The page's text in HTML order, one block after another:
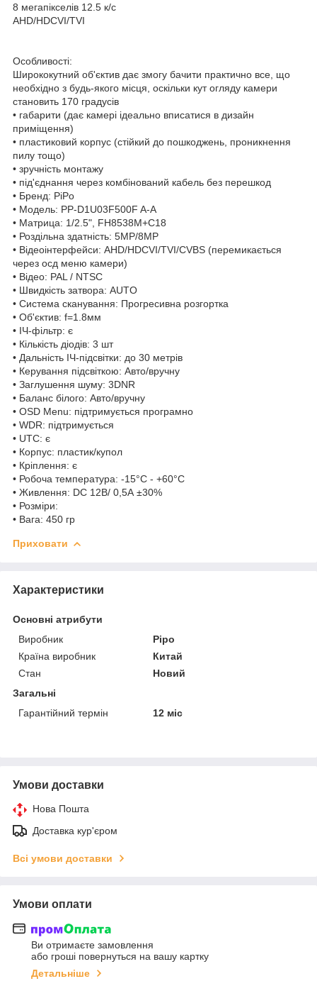
8 мегапікселів 12.5 к/с
AHD/HDCVI/TVI
Особливості:
Ширококутний об'єктив дає змогу бачити практично все, що
необхідно з будь-якого місця, оскільки кут огляду камери
становить 170 градусів
• габарити (дає камері ідеально вписатися в дизайн
приміщення)
• пластиковий корпус (стійкий до пошкоджень, проникнення
пилу тощо)
• зручність монтажу
• під'єднання через комбінований кабель без перешкод
• Бренд: PiPo
• Модель: PP-D1U03F500F A-A
• Матрица: 1/2.5", FH8538M+C18
• Роздільна здатність: 5MP/8MP
• Відеоінтерфейси: AHD/HDCVI/TVI/CVBS (перемикається
через осд меню камери)
• Відео: PAL / NTSC
• Швидкість затвора: AUTO
• Система сканування: Прогресивна розгортка
• Об'єктив: f=1.8мм
• ІЧ-фільтр: є
• Кількість діодів: 3 шт
• Дальність ІЧ-підсвітки: до 30 метрів
• Керування підсвіткою: Авто/вручну
• Заглушення шуму: 3DNR
• Баланс білого: Авто/вручну
• OSD Menu: підтримується програмно
• WDR: підтримується
• UTC: є
• Корпус: пластик/купол
• Кріплення: є
• Робоча температура: -15°C - +60°C
• Живлення: DC 12В/ 0,5А ±30%
• Розміри:
• Вага: 450 гр
Приховати
Характеристики
Основні атрибути
Виробник
Pipo
Країна виробник
Китай
Стан
Новий
Загальні
Гарантійний термін
12 міс
Умови доставки
Нова Пошта
Доставка кур'єром
Всі умови доставки
Умови оплати
Ви отримаєте замовлення
або гроші повернуться на вашу картку
Детальніше